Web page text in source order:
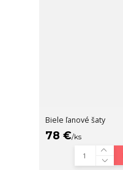
Biele ľanové šaty
78 €/ks